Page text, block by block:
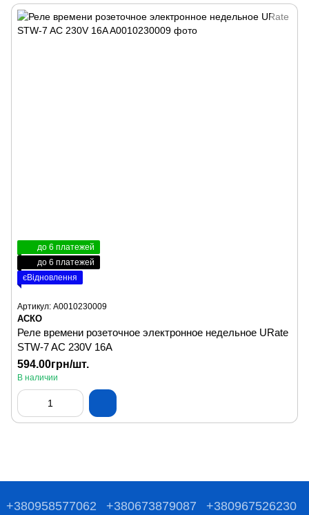
до 6 платежей
до 6 платежей
єВідновлення
Артикул: A0010230009
АСКО
Реле времени розеточное электронное недельное URate
STW-7 AC 230V 16A
594.00грн/шт.
В наличии
+380958577062 +380673879087 +380967526230